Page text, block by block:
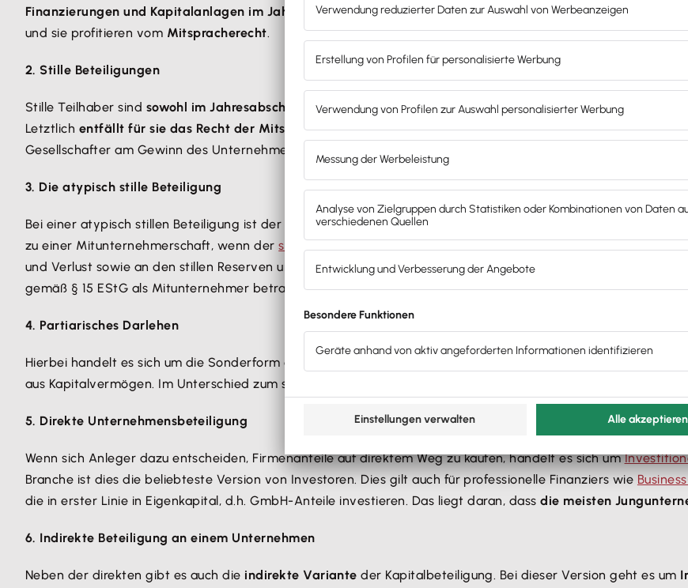
Finanzierungen und Kapitalanlagen im Jahresabschluss einer Firma einzusehen. Gesellschafter einer
und sie profitieren vom Mitspracherecht.
2. Stille Beteiligungen
Stille Teilhaber sind sowohl im Jahresabschluss als auch im Handelsregister nicht zu finden. Zudem richtet
Letztlich entfällt für sie das Recht der Mitsprache. Die stillen Unternehmensbeteiligungen finden mit einer
Gesellschafter am Gewinn des Unternehmens beteiligt, jedoch nicht am Vermögen. Nach § 15 EstG ist der
3. Die atypisch stille Beteiligung
Bei einer atypisch stillen Beteiligung ist der Gesellschafter nicht nur am Gewinn des Unternehmens, sondern
zu einer Mitunternehmerschaft, wenn derstille Gesellschafteraktiv am Geschäft mitwirken kann und ein
und Verlust sowie an den stillen Reserven und dem Geschäftswert beteiligt ist. Wenn es sich um ein
gemäß § 15 EStG als Mitunternehmer betrachtet und erzielt Einkünfte aus dem Gewerbebetrieb.
4. Partiarisches Darlehen
Hierbei handelt es sich um die Sonderform des Darlehens. Der Darlehensgeber erhält keine Zinsen, dafür ist
aus Kapitalvermögen. Im Unterschied zum stillen Gesellschafter ist der Darlehensgeber nicht an der
5. Direkte Unternehmensbeteiligung
Wenn sich Anleger dazu entscheiden, Firmenanteile auf direktem Weg zu kaufen, handelt es sich um
Branche ist dies die beliebteste Version von Investoren. Dies gilt auch für professionelle Finanziers wie
die in erster Linie in Eigenkapital, d.h. GmbH-Anteile investieren. Das liegt daran, dassdie meisten
6. Indirekte Beteiligung an einem Unternehmen
Neben der direkten gibt es auch die indirekte Variante der Kapitalbeteiligung. Bei dieser Version geht es um